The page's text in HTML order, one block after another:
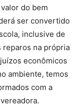
do bem
ser convertido
inclusive de
reparos na própria
econômicos
ambiente, temos
com a